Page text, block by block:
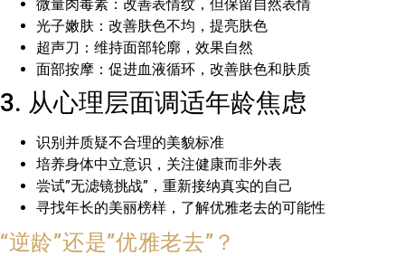
微量肉毒素：改善表情纹，但保留自然表情
光子嫩肤：改善肤色不均，提亮肤色
超声刀：维持面部轮廓，效果自然
面部按摩：促进血液循环，改善肤色和肤质
3. 从心理层面调适年龄焦虑
识别并质疑不合理的美貌标准
培养身体中立意识，关注健康而非外表
尝试”无滤镜挑战”，重新接纳真实的自己
寻找年长的美丽榜样，了解优雅老去的可能性
“逆龄”还是”优雅老去”？